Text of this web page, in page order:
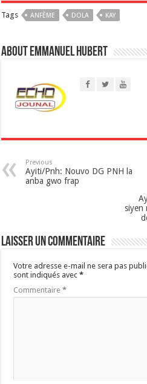
t
p
p
Tags ANFÈME DOLA KAY
About Emmanuel Hubert
Previous
Ayiti/Pnh: Nouvo DG PNH la
anba gwo frap
siyen
Laisser un commentaire
Votre adresse e-mail ne sera pas
sont indiqués avec*
Commentaire*